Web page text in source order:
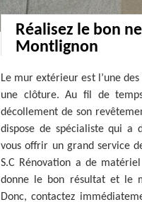
Réalisez le bon
Montlignon
Le mur extérieur est l’une
une clôture. Au fil de
décollement de son
dispose de spécialiste qui a
vous offrir un grand service
S.C Rénovation a de
donne le bon résultat et le
Donc, contactez